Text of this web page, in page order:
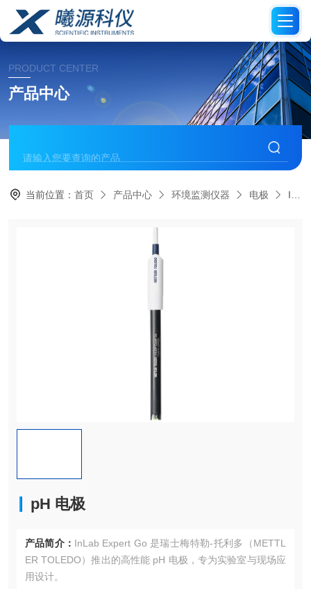
PRODUCT CENTER
产品中心
当前位置：首页 产品中心 环境监测仪器 电极 InLab Expert GopH 电极
pH 电极
产品简介： InLab Expert Go 是瑞士梅特勒-托利多（METTL
ER TOLEDO）推出的高性能 pH 电极，专为实验室与现场应
用设计。